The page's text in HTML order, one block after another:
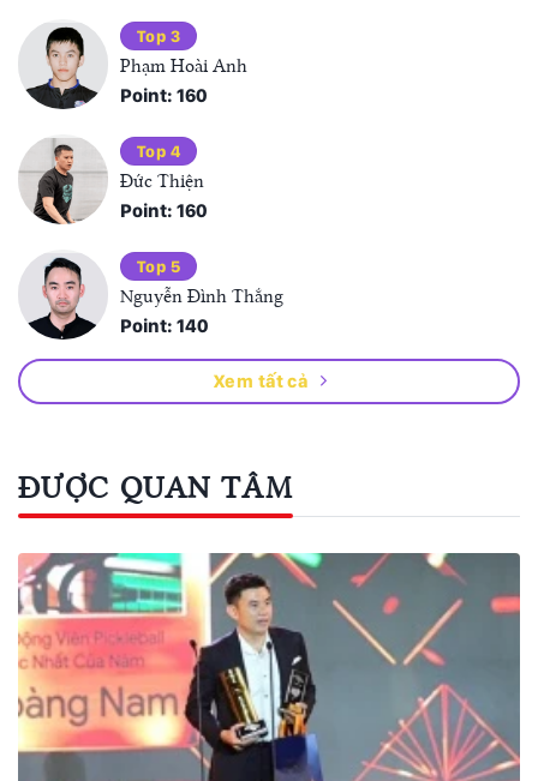
Top 3
Phạm Hoài Anh
Point: 160
Top 4
Đức Thiện
Point: 160
Top 5
Nguyễn Đình Thắng
Point: 140
Xem tất cả
ĐƯỢC QUAN TÂM